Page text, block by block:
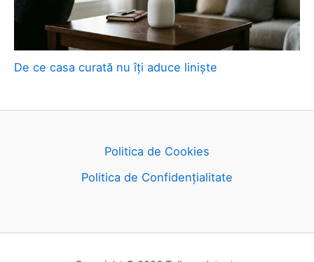
De ce casa curată nu îți aduce liniște
Politica de Cookies
Politica de Confidențialitate